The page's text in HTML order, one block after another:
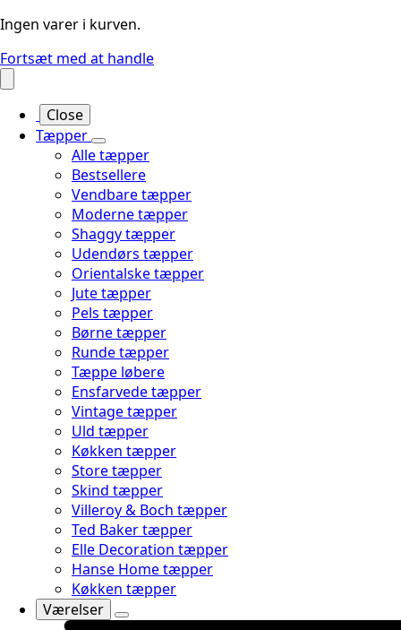
Ingen varer i kurven.
Fortsæt med at handle
Close
Tæpper
Alle tæpper
Bestsellere
Vendbare tæpper
Moderne tæpper
Shaggy tæpper
Udendørs tæpper
Orientalske tæpper
Jute tæpper
Pels tæpper
Børne tæpper
Runde tæpper
Tæppe løbere
Ensfarvede tæpper
Vintage tæpper
Uld tæpper
Køkken tæpper
Store tæpper
Skind tæpper
Villeroy & Boch tæpper
Ted Baker tæpper
Elle Decoration tæpper
Hanse Home tæpper
Køkken tæpper
Værelser